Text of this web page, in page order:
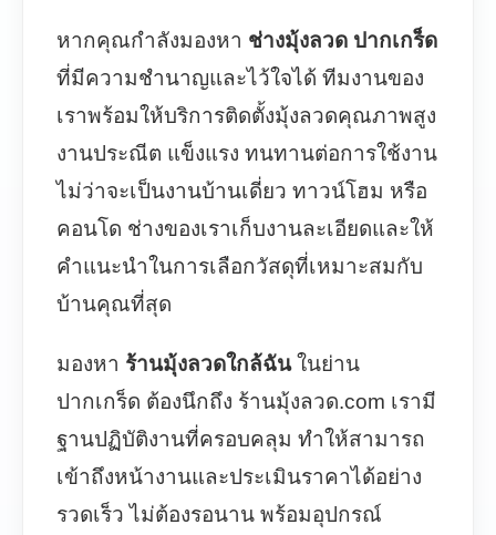
หากคุณกำลังมองหา ช่างมุ้งลวด ปากเกร็ด
ที่มีความชำนาญและไว้ใจได้ ทีมงานของ
เราพร้อมให้บริการติดตั้งมุ้งลวดคุณภาพสูง
งานประณีต แข็งแรง ทนทานต่อการใช้งาน
ไม่ว่าจะเป็นงานบ้านเดี่ยว ทาวน์โฮม หรือ
คอนโด ช่างของเราเก็บงานละเอียดและให้
คำแนะนำในการเลือกวัสดุที่เหมาะสมกับ
บ้านคุณที่สุด
มองหา ร้านมุ้งลวดใกล้ฉันในย่าน
ปากเกร็ด ต้องนึกถึง ร้านมุ้งลวด.com เรามี
ฐานปฏิบัติงานที่ครอบคลุม ทำให้สามารถ
เข้าถึงหน้างานและประเมินราคาได้อย่าง
รวดเร็ว ไม่ต้องรอนาน พร้อมอุปกรณ์